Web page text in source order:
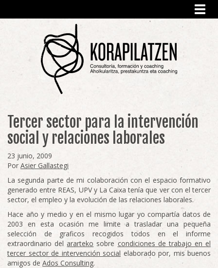
Tercer sector para la intervención
social y relaciones laborales
23 junio, 2009
Por Asier Gallastegi
La segunda parte de mi colaboración con el espacio formativo
generado entre REAS, UPV y La Caixa tenía que ver con el tercer
sector, el empleo y la evolución de las relaciones laborales.
Hace año y medio y en el mismo lugar yo compartía datos de
2003 en esta ocasión me limite a trasladar una pequeña
selección de graficos recogidos todos en el informe
extraordinario delararteko sobre condiciones de trabajo en el
tercer sector de intervención social elaborado por, mis buenos
amigos de Ados Consulting.